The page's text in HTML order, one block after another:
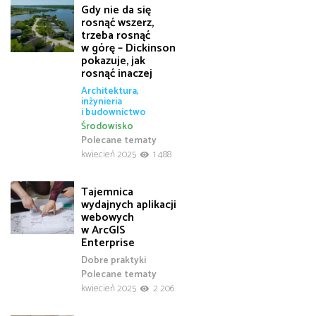
Gdy nie da się
rosnąć wszerz,
trzeba rosnąć
w górę – Dickinson
pokazuje, jak
rosnąć inaczej
Architektura,
inżynieria
i budownictwo
Polecane tematy
Środowisko
kwiecień 2025
1 488
Tajemnica
wydajnych aplikacji
webowych
w ArcGIS
Enterprise
Dobre praktyki
Polecane tematy
kwiecień 2025
2 206